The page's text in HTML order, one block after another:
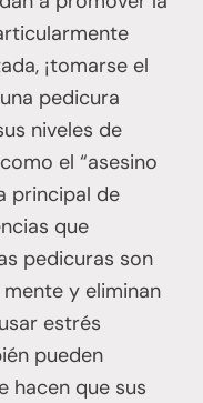
¡tomarse el
pedicura
niveles de
el “asesino
principal de
que
pedicuras son
y eliminan
estrés
pueden
hacen que sus